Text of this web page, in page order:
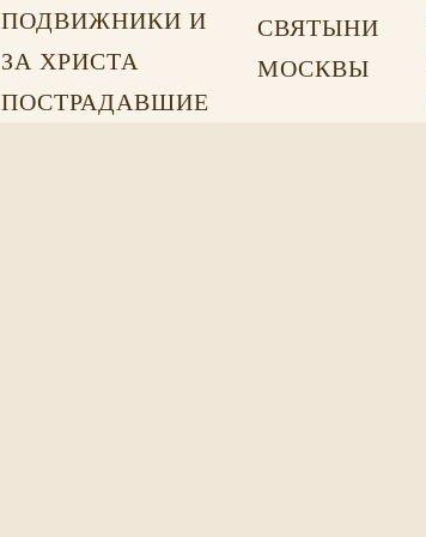
ПОДВИЖНИКИ И
ЗА ХРИСТА
ПОСТРАДАВШИЕ
СВЯТЫНИ
МОСКВЫ